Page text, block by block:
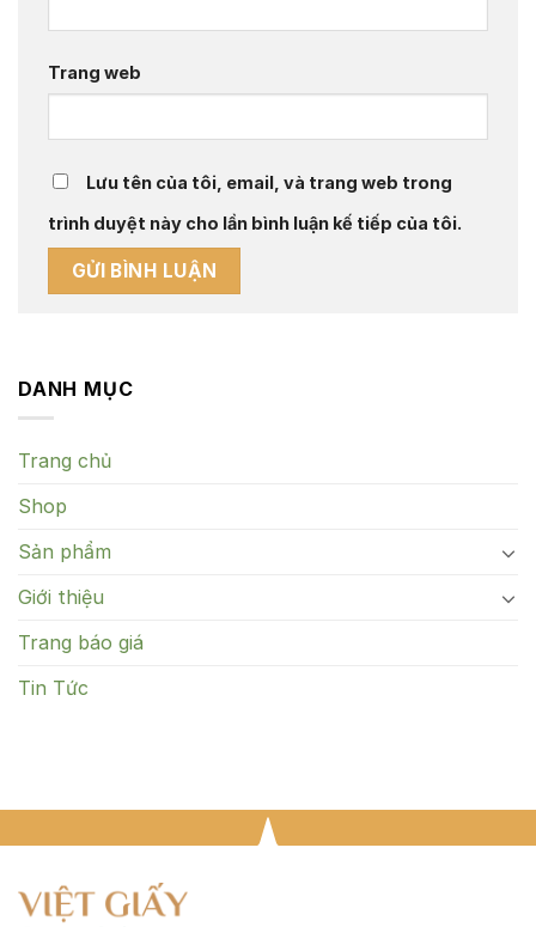
Trang web
Lưu tên của tôi, email, và trang web trong
trình duyệt này cho lần bình luận kế tiếp của tôi.
DANH MỤC
Trang chủ
Shop
Sản phẩm
Giới thiệu
Trang báo giá
Tin Tức